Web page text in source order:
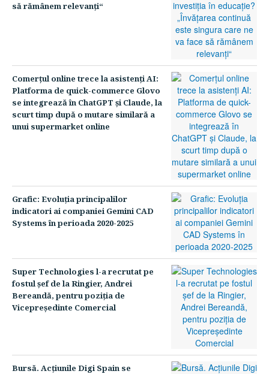
să rămânem relevanţi“
Comerţul online trece la asistenţi AI:
Platforma de quick-commerce Glovo
se integrează în ChatGPT şi Claude, la
scurt timp după o mutare similară a
unui supermarket online
Grafic: Evoluţia principalilor
indicatori ai companiei Gemini CAD
Systems în perioada 2020-2025
Super Technologies l-a recrutat pe
fostul şef de la Ringier, Andrei
Bereandă, pentru poziţia de
Vicepreşedinte Comercial
Bursă. Acţiunile Digi Spain se